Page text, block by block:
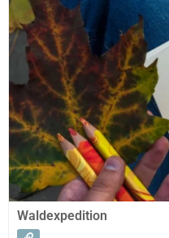
Waldexpedition